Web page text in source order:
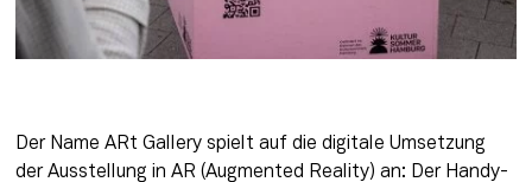
Der Name ARt Gallery spielt auf die digitale Umsetzung
der Ausstellung in AR (Augmented Reality) an: Der Handy-